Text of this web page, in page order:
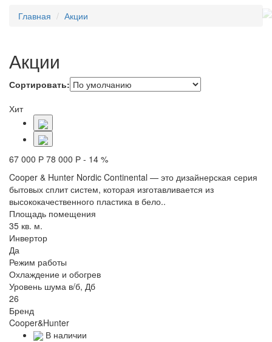
Главная
Акции
Акции
Сортировать:
Хит
67 000 Р 78 000 Р - 14 %
Cooper & Hunter Nordic Continental — это дизайнерская серия
бытовых сплит систем, которая изготавливается из
высококачественного пластика в бело..
Площадь помещения
35 кв. м.
Инвертор
Да
Режим работы
Охлаждение и обогрев
Уровень шума в/б, Дб
26
Бренд
Cooper&Hunter
В наличии